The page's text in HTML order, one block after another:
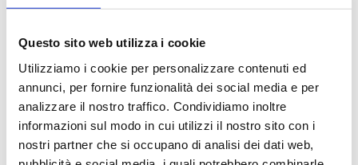
Questo sito web utilizza i cookie
Utilizziamo i cookie per personalizzare contenuti ed
annunci, per fornire funzionalità dei social media e per
analizzare il nostro traffico. Condividiamo inoltre
informazioni sul modo in cui utilizzi il nostro sito con i
nostri partner che si occupano di analisi dei dati web,
Cella: Polymer Electrolyte Membrane (PEM)
Pressione d'uscita: 1-160 psig/0.1-11 barg
Volume interno: <50 ml alla pressione massima
Display: Parameteri operativi, stato del sistema,
allarmi e touchscreen
Indicatori LED: Power on/off, system ready, errori
Connessioni: USB mod A